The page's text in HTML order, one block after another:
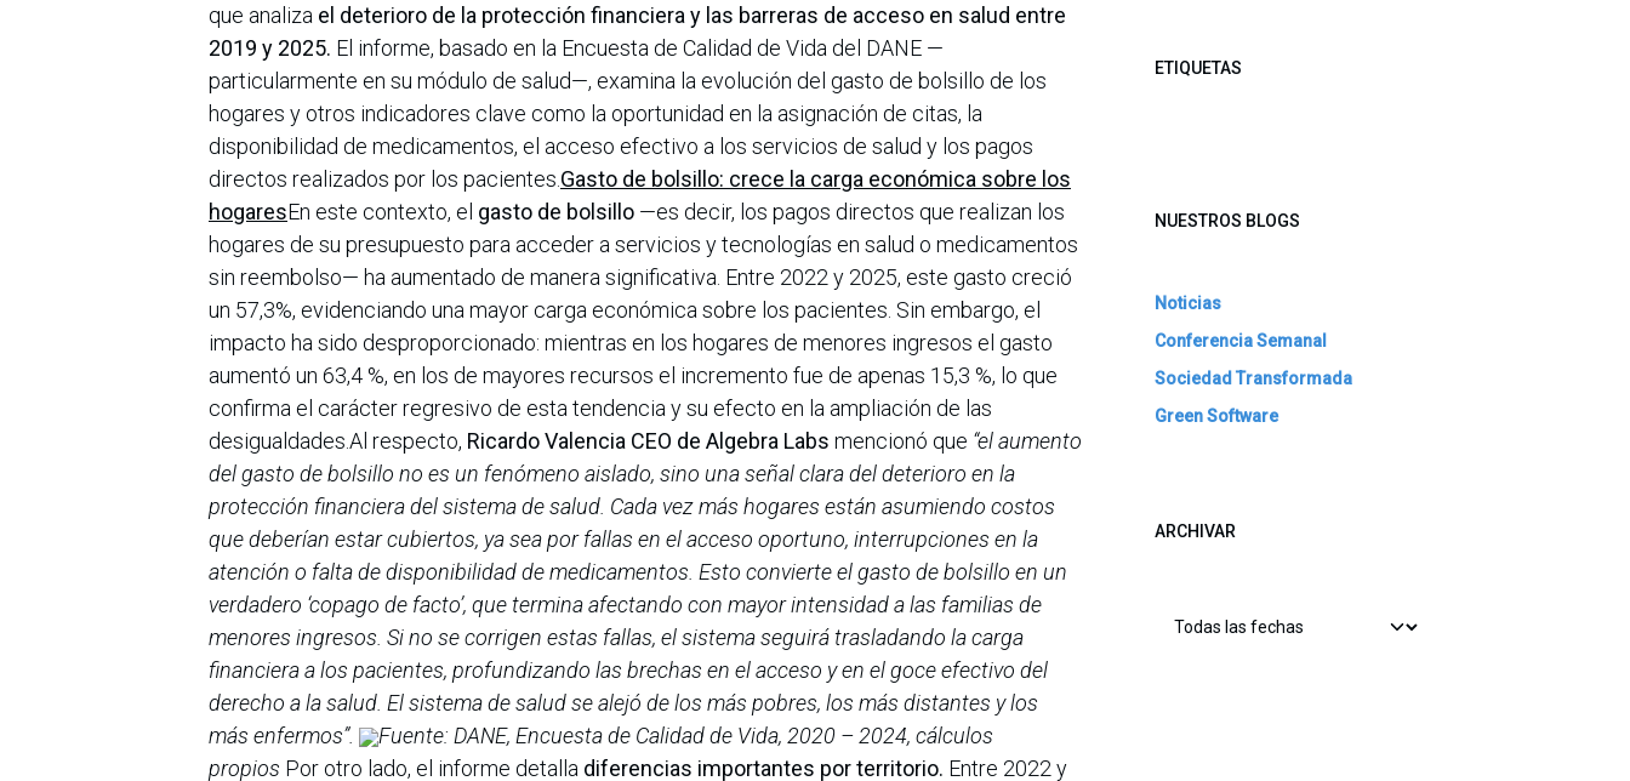
que analiza el deterioro de la protección financiera y las barreras de acceso en salud entre
2019 y 2025. El informe, basado en la Encuesta de Calidad de Vida del DANE —
particularmente en su módulo de salud—, examina la evolución del gasto de bolsillo de los
hogares y otros indicadores clave como la oportunidad en la asignación de citas, la
disponibilidad de medicamentos, el acceso efectivo a los servicios de salud y los pagos
directos realizados por los pacientes. Gasto de bolsillo: crece la carga económica sobre los
hogaresEn este contexto, el gasto de bolsillo —es decir, los pagos directos que realizan los
hogares de su presupuesto para acceder a servicios y tecnologías en salud o medicamentos
sin reembolso— ha aumentado de manera significativa. Entre 2022 y 2025, este gasto creció
un 57,3%, evidenciando una mayor carga económica sobre los pacientes. Sin embargo, el
impacto ha sido desproporcionado: mientras en los hogares de menores ingresos el gasto
aumentó un 63,4 %, en los de mayores recursos el incremento fue de apenas 15,3 %, lo que
confirma el carácter regresivo de esta tendencia y su efecto en la ampliación de las
desigualdades.Al respecto, Ricardo Valencia CEO de Algebra Labs mencionó que “el aumento
del gasto de bolsillo no es un fenómeno aislado, sino una señal clara del deterioro en la
protección financiera del sistema de salud. Cada vez más hogares están asumiendo costos
que deberían estar cubiertos, ya sea por fallas en el acceso oportuno, interrupciones en la
atención o falta de disponibilidad de medicamentos. Esto convierte el gasto de bolsillo en un
verdadero ‘copago de facto’, que termina afectando con mayor intensidad a las familias de
menores ingresos. Si no se corrigen estas fallas, el sistema seguirá trasladando la carga
financiera a los pacientes, profundizando las brechas en el acceso y en el goce efectivo del
derecho a la salud. El sistema de salud se alejó de los más pobres, los más distantes y los
más enfermos”.
Fuente: DANE, Encuesta de Calidad de Vida, 2020 – 2024, cálculos
propios Por otro lado, el informe detalla diferencias importantes por territorio. Entre 2022 y
ETIQUETAS
NUESTROS BLOGS
Noticias
Conferencia Semanal
Sociedad Transformada
Green Software
ARCHIVAR